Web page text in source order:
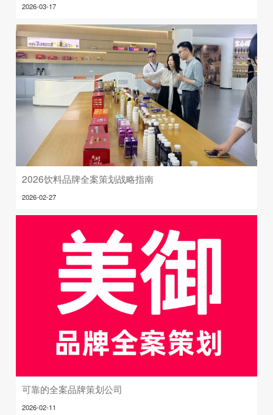
2026-03-17
2026饮料品牌全案策划战略指南
2026-02-27
可靠的全案品牌策划公司
2026-02-11